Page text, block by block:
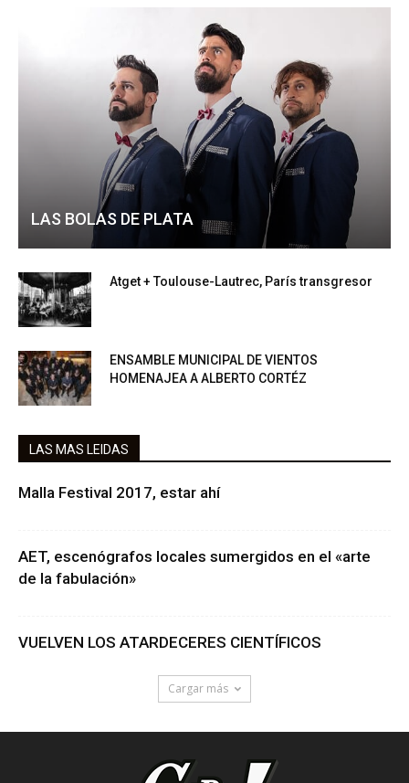
LAS BOLAS DE PLATA
Atget + Toulouse-Lautrec, París transgresor
ENSAMBLE MUNICIPAL DE VIENTOS
HOMENAJEA A ALBERTO CORTÉZ
LAS MAS LEIDAS
Malla Festival 2017, estar ahí
AET, escenógrafos locales sumergidos en el «arte
de la fabulación»
VUELVEN LOS ATARDECERES CIENTÍFICOS
Cargar más